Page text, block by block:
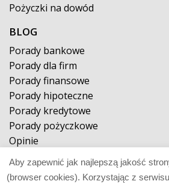
Pożyczki na dowód
BLOG
Porady bankowe
Porady dla firm
Porady finansowe
Porady hipoteczne
Porady kredytowe
Porady pożyczkowe
Opinie
© 2026 pożyczkaposzukiwana.pl
Aby zapewnić jak najlepszą jakość
(browser cookies). Korzystając z